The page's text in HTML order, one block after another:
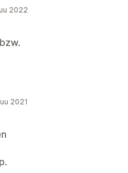
2022
2021